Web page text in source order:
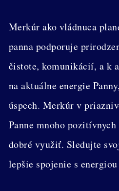
Merkúr ako vládnuca
panna podporuje
čistote, komunikácií, a k
na aktuálne energie
úspech. Merkúr v
Panne mnoho
dobré využiť. Sledujte
lepšie spojenie s